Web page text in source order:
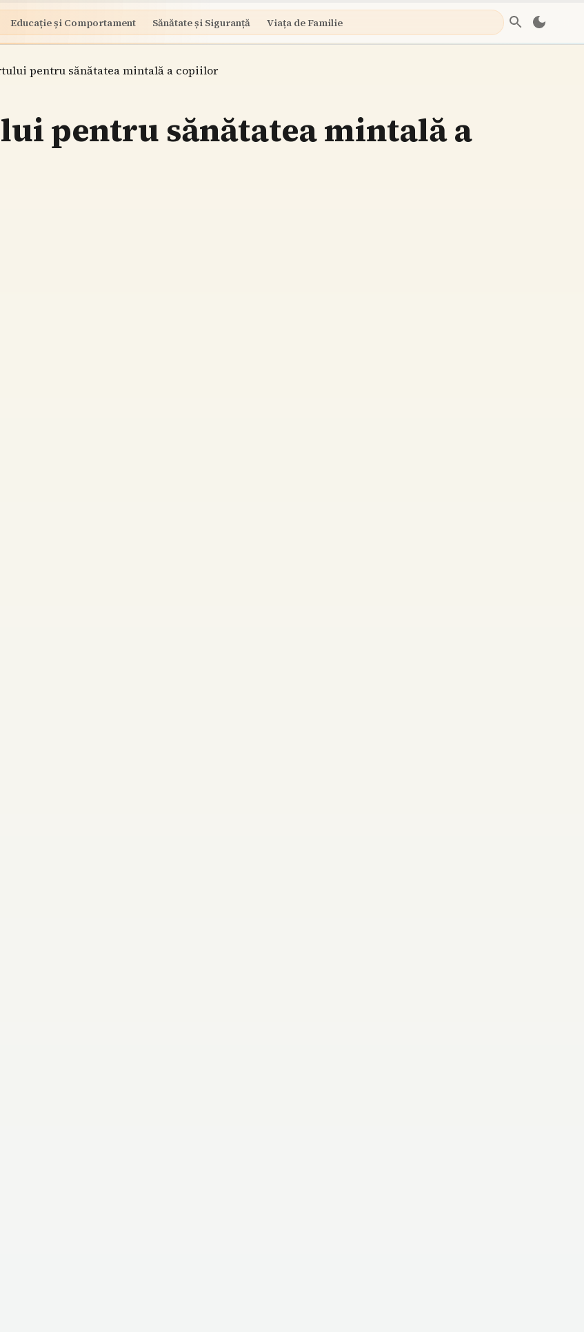
Educație și Comportament Sănătate și Siguranță Viața de Familie
pentru sănătatea mintală a copiilor
pentru sănătatea mintală a